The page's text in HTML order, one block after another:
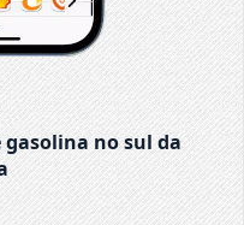
gasolina no sul da